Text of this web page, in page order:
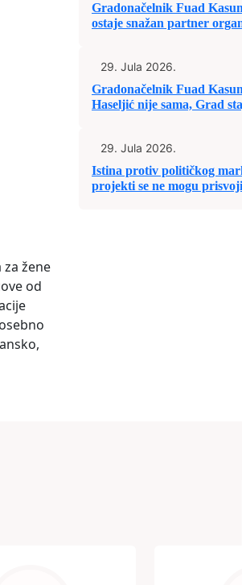
žene
od
Gradonačelnik Fuad
ostaje snažan partner
29. Jula 2026.
Gradonačelnik Fuad
Haseljić nije sama, Grad
29. Jula 2026.
Istina protiv političkog
projekti se ne mogu